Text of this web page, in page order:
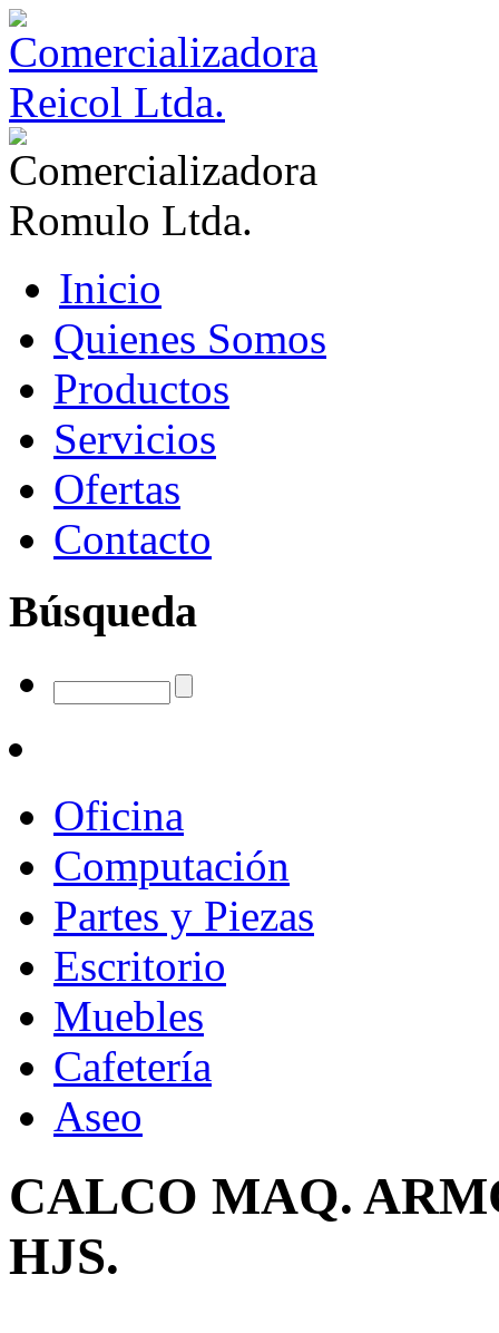
Inicio
Quienes Somos
Productos
Servicios
Ofertas
Contacto
Búsqueda
Oficina
Computación
Partes y Piezas
Escritorio
Muebles
Cafetería
Aseo
CALCO MAQ.
HJS.